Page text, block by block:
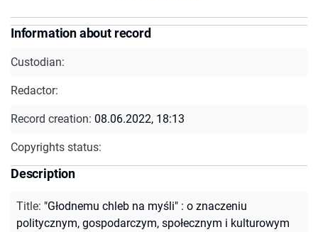
Information about record
Custodian:
Redactor:
Record creation: 08.06.2022, 18:13
Copyrights status:
Description
Title: "Głodnemu chleb na myśli" : o znaczeniu
politycznym, gospodarczym, społecznym i kulturowym